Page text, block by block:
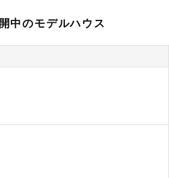
中のモデルハウス